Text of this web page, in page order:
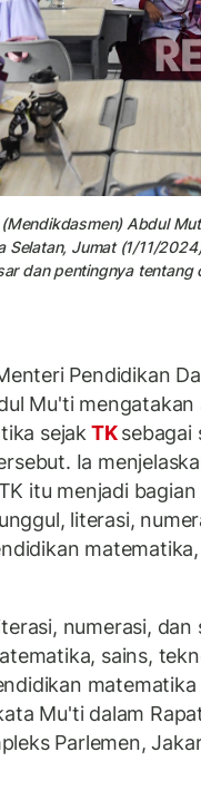
Abdul
Selatan, Jumat (1/11/
dan pentingnya tentang
Pendidikan
Mu'ti mengatakan
sejak TKsebagai
Ia
itu menjadi bagian
literasi,
numerasi, dan
sains,
Mu'ti dalam
Parlemen,